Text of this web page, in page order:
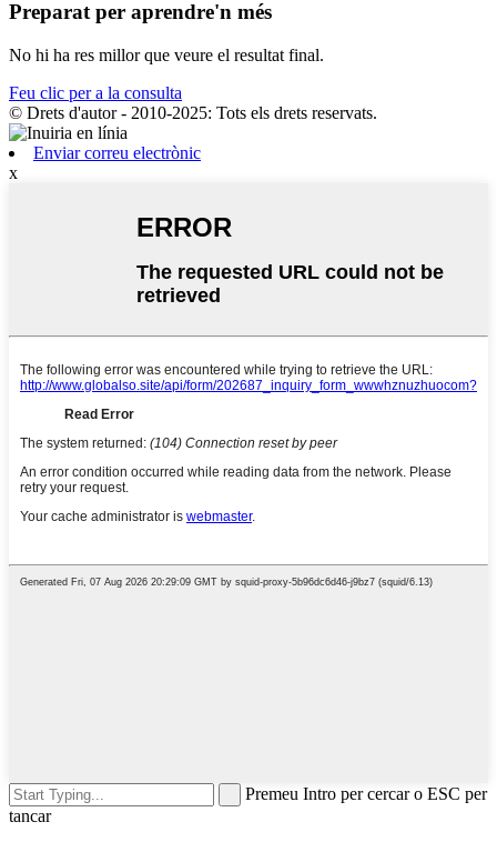
Preparat per aprendre'n més
No hi ha res millor que veure el resultat final.
Feu clic per a la consulta
© Drets d'autor - 2010-2025: Tots els drets reservats.
Enviar correu electrònic
x
Premeu Intro per cercar o ESC per
tancar